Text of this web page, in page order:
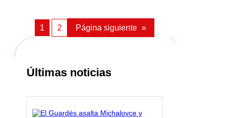
1 2 Página siguiente »
Últimas noticias